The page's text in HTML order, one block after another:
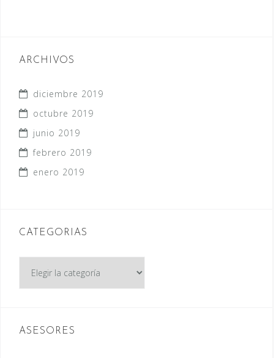
ARCHIVOS
diciembre 2019
octubre 2019
junio 2019
febrero 2019
enero 2019
CATEGORIAS
ASESORES